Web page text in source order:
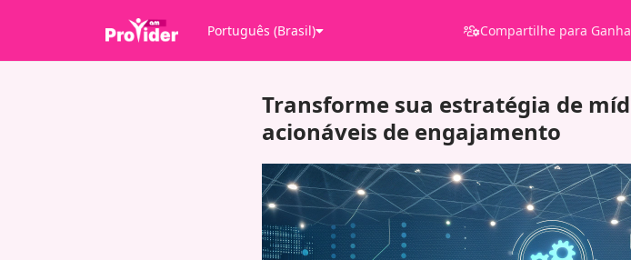
Português (Brasil) Compartilhe para
Transforme sua estratégia de
acionáveis de engajamento